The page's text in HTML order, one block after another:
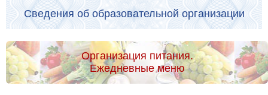
Сведения об образовательной организации
Организация питания.
Ежедневные меню